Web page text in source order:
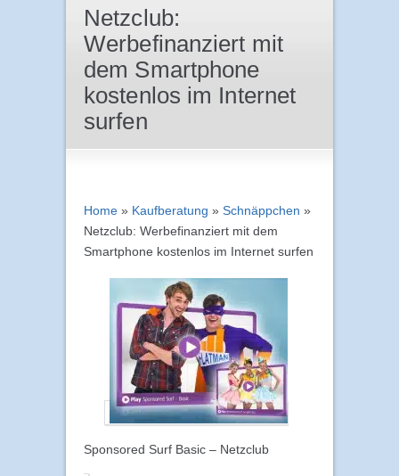
Netzclub:
Werbefinanziert mit
dem Smartphone
kostenlos im Internet
surfen
Home » Kaufberatung » Schnäppchen »
Netzclub: Werbefinanziert mit dem
Smartphone kostenlos im Internet surfen
Sponsored Surf Basic – Netzclub